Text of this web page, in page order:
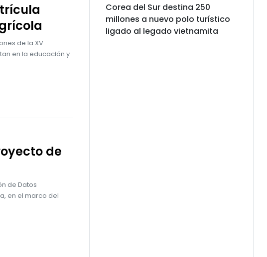
de la XV
en la educación y
de
de Datos
en el marco del
Corea del Sur destina 250
millones a nuevo polo turístico
ligado al legado vietnamita